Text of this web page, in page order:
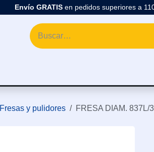
Envío GRATIS en pedidos superiores a
Fresas y pulidores FRESA DIAM. 837L/